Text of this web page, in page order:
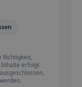
erfolgt